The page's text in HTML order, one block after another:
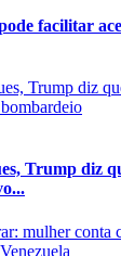
facilitar
Trump diz